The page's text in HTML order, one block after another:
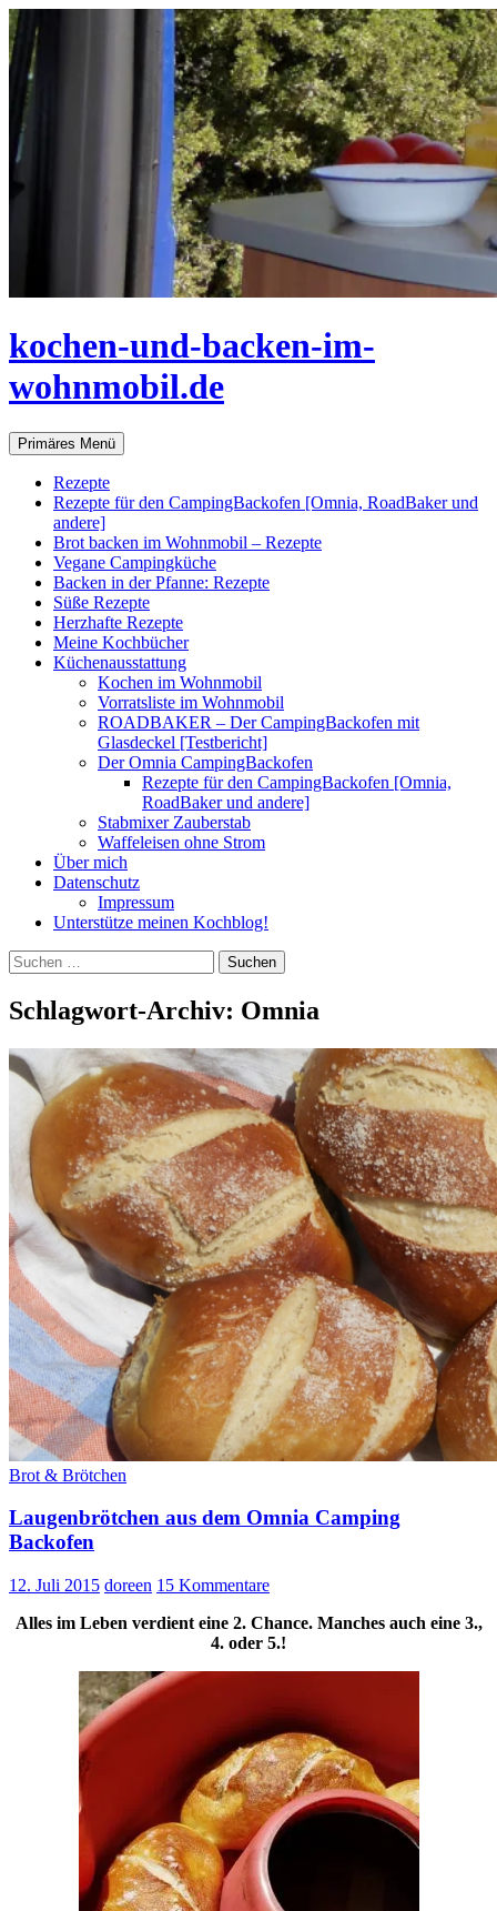
Zum
Inhalt
springen
kochen-und-backen-im-
wohnmobil.de
Suchen
Primäres Menü
Rezepte
Rezepte für den CampingBackofen [Omnia, RoadBaker und
andere]
Brot backen im Wohnmobil – Rezepte
Vegane Campingküche
Backen in der Pfanne: Rezepte
Süße Rezepte
Herzhafte Rezepte
Meine Kochbücher
Küchenausstattung
Kochen im Wohnmobil
Vorratsliste im Wohnmobil
ROADBAKER – Der CampingBackofen mit
Glasdeckel [Testbericht]
Der Omnia CampingBackofen
Rezepte für den CampingBackofen [Omnia,
RoadBaker und andere]
Stabmixer Zauberstab
Waffeleisen ohne Strom
Über mich
Datenschutz
Impressum
Unterstütze meinen Kochblog!
Suchen
nach:
Schlagwort-Archiv: Omnia
Brot & Brötchen
Laugenbrötchen aus dem Omnia Camping
Backofen
12. Juli 2015 doreen 15 Kommentare
Alles im Leben verdient eine 2. Chance. Manches auch eine 3.,
4. oder 5.!